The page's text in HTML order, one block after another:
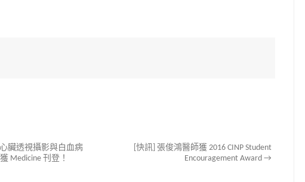
臟透視攝影與白血病
Medicine 刊登！
[快訊] 張俊鴻醫師獲 2016 CINP Student
Encouragement Award →